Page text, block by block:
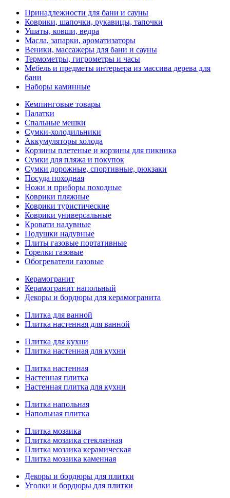
Принадлежности для бани и сауны
Коврики, шапочки, рукавицы, тапочки
Ушаты, ковши, ведра
Масла, запарки, ароматизаторы
Веники, массажеры для бани и сауны
Термометры, гигрометры и часы
Мебель и предметы интерьера из массива дерева для
бани
Наборы каминные
Кемпинговые товары
Палатки
Спальные мешки
Сумки-холодильники
Аккумуляторы холода
Корзины плетеные и корзины для пикника
Сумки для пляжа и покупок
Сумки дорожные, спортивные, рюкзаки
Посуда походная
Ножи и приборы походные
Коврики пляжные
Коврики туристические
Коврики универсальные
Кровати надувные
Подушки надувные
Плиты газовые портативные
Горелки газовые
Обогреватели газовые
Керамогранит
Керамогранит напольный
Декоры и бордюры для керамогранита
Плитка для ванной
Плитка настенная для ванной
Плитка для кухни
Плитка настенная для кухни
Плитка настенная
Настенная плитка
Настенная плитка для кухни
Плитка напольная
Напольная плитка
Плитка мозаика
Плитка мозаика стеклянная
Плитка мозаика керамическая
Плитка мозаика каменная
Декоры и бордюры для плитки
Уголки и бордюры для плитки